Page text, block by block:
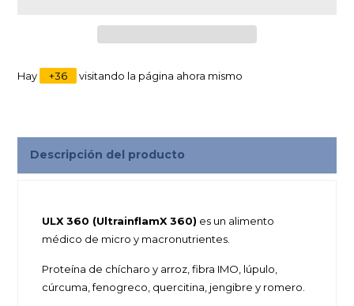
Hay +36 visitando la página ahora mismo
Descripción del producto
ULX 360 (UltrainflamX 360) es un alimento
médico de micro y macronutrientes.
Proteína de chícharo y arroz, fibra IMO, lúpulo,
cúrcuma, fenogreco, quercitina, jengibre y romero.